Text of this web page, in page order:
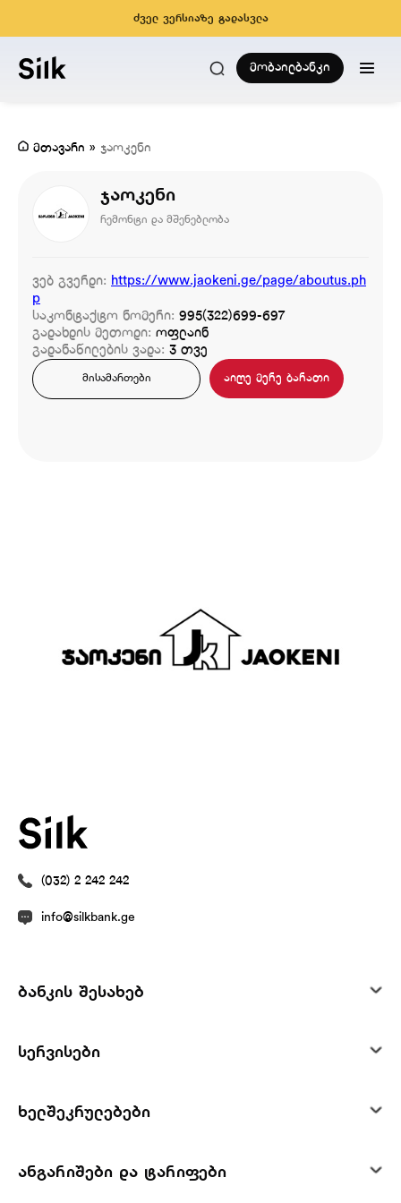
ძველ ვერსიაზე გადასვლა
მობაილბანკი
მთავარი » ჯაოკენი
ჯაოკენი
რემონტი და მშენებლობა
ვებ გვერდი: https://www.jaokeni.ge/page/aboutus.ph
p
საკონტაქტო ნომერი: 995(322)699-697
გადახდის მეთოდი: ოფლაინ
გადანაწილების ვადა: 3 თვე
მისამართები აიღე მერე ბარათი
(032) 2 242 242
info@silkbank.ge
ბანკის შესახებ
სერვისები
ხელშეკრულებები
ანგარიშები და ტარიფები